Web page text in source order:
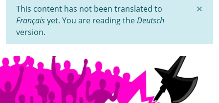
×
Info message
This content has not been translated to
Françaisyet. You are reading theDeutsch
version.